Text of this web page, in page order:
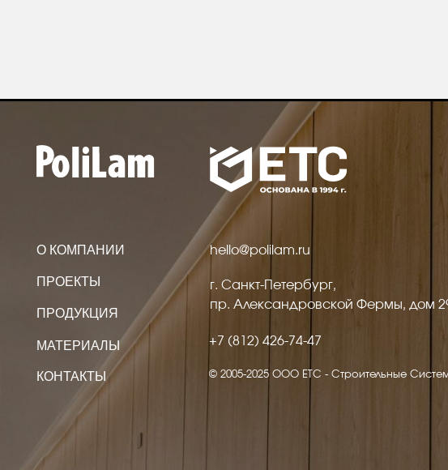
ПРОДУКЦИЯ
ПРОЕКТЫ
+7 (812) 426-74-47
hello@polilam.ru
г. Санкт-Петербург,
пр. Александровской Фермы, дом 29, корп. 3
Создание сайта VolkovGroup
© 2005-2025 ООО ЕТС - Строительные Системы
Политика конфиденциальности